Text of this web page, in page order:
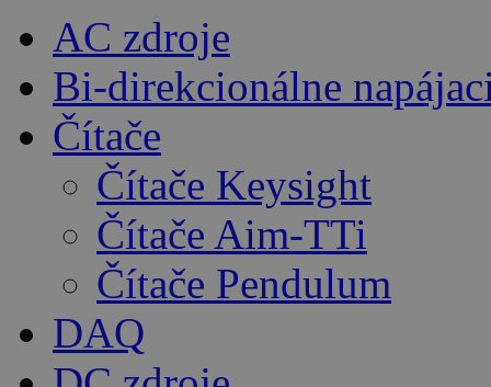
AC zdroje
Bi-direkcionálne
Čítače
Čítače Keysight
Čítače Aim-TTi
Čítače Pendulum
DAQ